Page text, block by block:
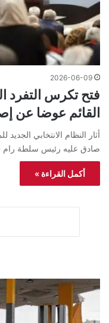
2026-06-09
فتح تكرس التفرد
القائم عوضا عن
صادق عليه رئيس سلطة رام
أكمل القراءة »